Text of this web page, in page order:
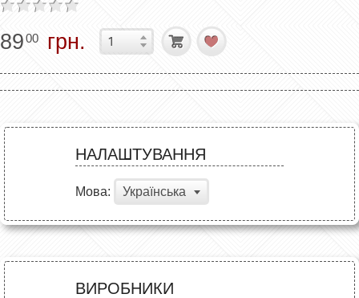
8900 грн.
НАЛАШТУВАННЯ
Мова: Українська
ВИРОБНИКИ